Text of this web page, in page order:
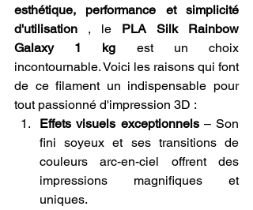
esthétique, performance et simplicité
d'utilisation , le PLA Silk Rainbow
Galaxy 1 kg est un choix
incontournable. Voici les raisons qui font
de ce filament un indispensable pour
tout passionné d'impression 3D :
Effets visuels exceptionnels – Son
fini soyeux et ses transitions de
couleurs arc-en-ciel offrent des
impressions magnifiques et
uniques.